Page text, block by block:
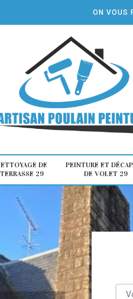
ON VOUS
DE
TERRASSE 29
PEINTURE ET
DE VOLET 29